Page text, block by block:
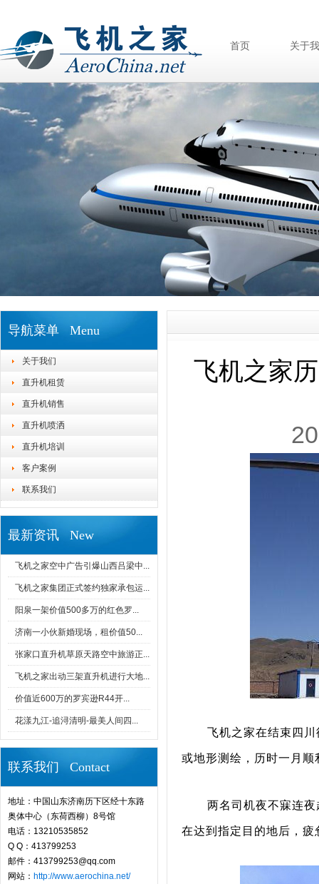
首页 关于
导航菜单 Menu
关于我们
直升机租赁
直升机销售
直升机喷洒
直升机培训
客户案例
联系我们
最新资讯 New
飞机之家空中广告引爆山西吕梁中...
飞机之家集团正式签约独家承包运...
阳泉一架价值500多万的红色罗...
济南一小伙新婚现场，租价值50...
张家口直升机草原天路空中旅游正...
飞机之家出动三架直升机进行大地...
价值近600万的罗宾逊R44开...
花漾九江-追浔清明-最美人间四...
联系我们 Contact
地址：中国山东济南历下区经十东路
奥体中心（东荷西柳）8号馆
电话：13210535852
Q Q：413799253
邮件：413799253@qq.com
网站： http://www.aerochina.net/
飞机之家
飞机之家在结束四
或地形测绘，历时一月顺
两名司机夜不寐连
在达到指定目的地后，